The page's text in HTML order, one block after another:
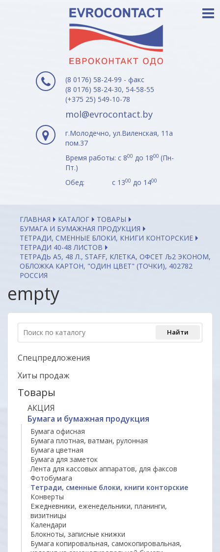
(8 0176) 58-24-99 - факс
(8 0176) 58-24-30, 54-58-55
(+375 25) 549-10-78
mol@evrocontact.by
г.Молодечно, ул.Виленская, 11а
пом.37
Время работы: с 800 до 1800 (Пн-
Пт.)
Обед: с 1300 до 1400
ГЛАВНАЯ КАТАЛОГ
ТОВАРЫ
БУМАГА И БУМАЖНАЯ ПРОДУКЦИЯ
ТЕТРАДИ, СМЕННЫЕ БЛОКИ, КНИГИ КОНТОРСКИЕ
ТЕТРАДИ 40-48 ЛИСТОВ
ТЕТРАДЬ А5, 48 Л., STAFF, КЛЕТКА, ОФСЕТ Љ2 ЭКОНОМ,
ОБЛОЖКА КАРТОН, "ОДИН ЦВЕТ" (ТОЧКИ), 402782
РОССИЯ
empty
Спецпредложения
Хиты продаж
Товары
АКЦИЯ
Бумага и бумажная продукция
Бумага офисная
Бумага плотная, ватман, рулонная
Бумага цветная
Бумага для заметок
Лента для кассовых аппаратов, для факсов
Фотобумага
Тетради, сменные блоки, книги конторские
Конверты
Ежедневники, еженедельники, планинги,
визитницы
Календари
Блокноты, записные книжки
Бумага копировальная, самокопировальная,